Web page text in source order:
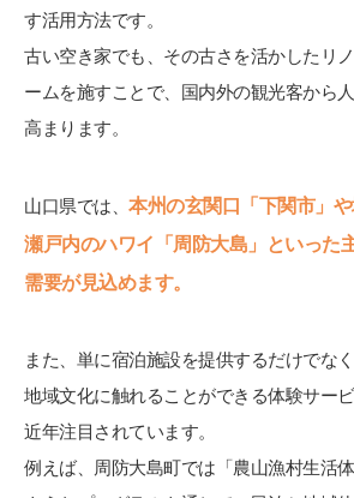
す活用方法です。
古い空き家でも、その古さを活かしたリ
ームを施すことで、国内外の観光客から
高まります。
山口県では、 本州の玄関口「下関市」や
瀬戸内のハワイ「周防大島」といった
需要が見込めます。
また、単に宿泊施設を提供するだけでな
地域文化に触れることができる体験サー
近年注目されています。
例えば、周防大島町では「農山漁村生活